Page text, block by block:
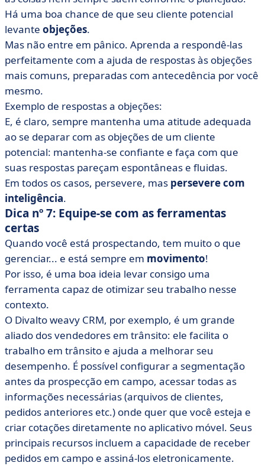
Há uma boa chance de que seu cliente potencial
levante objeções.
Mas não entre em pânico. Aprenda a respondê-las
perfeitamente com a ajuda de respostas às objeções
mais comuns, preparadas com antecedência por você
mesmo.
Exemplo de respostas a objeções:
E, é claro, sempre mantenha uma atitude adequada
ao se deparar com as objeções de um cliente
potencial: mantenha-se confiante e faça com que
suas respostas pareçam espontâneas e fluidas.
Em todos os casos, persevere, mas persevere com
inteligência.
Dica nº 7: Equipe-se com as ferramentas
certas
Quando você está prospectando, tem muito o que
gerenciar... e está sempre em movimento!
Por isso, é uma boa ideia levar consigo uma
ferramenta capaz de otimizar seu trabalho nesse
contexto.
O Divalto weavy CRM, por exemplo, é um grande
aliado dos vendedores em trânsito: ele facilita o
trabalho em trânsito e ajuda a melhorar seu
desempenho. É possível configurar a segmentação
antes da prospecção em campo, acessar todas as
informações necessárias (arquivos de clientes,
pedidos anteriores etc.) onde quer que você esteja e
criar cotações diretamente no aplicativo móvel. Seus
principais recursos incluem a capacidade de receber
pedidos em campo e assiná-los eletronicamente.